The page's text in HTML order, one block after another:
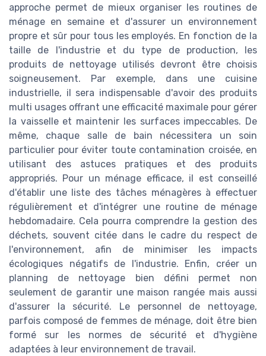
approche permet de mieux organiser les routines de
ménage en semaine et d'assurer un environnement
propre et sûr pour tous les employés. En fonction de la
taille de l'industrie et du type de production, les
produits de nettoyage utilisés devront être choisis
soigneusement. Par exemple, dans une cuisine
industrielle, il sera indispensable d'avoir des produits
multi usages offrant une efficacité maximale pour gérer
la vaisselle et maintenir les surfaces impeccables. De
même, chaque salle de bain nécessitera un soin
particulier pour éviter toute contamination croisée, en
utilisant des astuces pratiques et des produits
appropriés. Pour un ménage efficace, il est conseillé
d'établir une liste des tâches ménagères à effectuer
régulièrement et d'intégrer une routine de ménage
hebdomadaire. Cela pourra comprendre la gestion des
déchets, souvent citée dans le cadre du respect de
l'environnement, afin de minimiser les impacts
écologiques négatifs de l'industrie. Enfin, créer un
planning de nettoyage bien défini permet non
seulement de garantir une maison rangée mais aussi
d'assurer la sécurité. Le personnel de nettoyage,
parfois composé de femmes de ménage, doit être bien
formé sur les normes de sécurité et d'hygiène
adaptées à leur environnement de travail.